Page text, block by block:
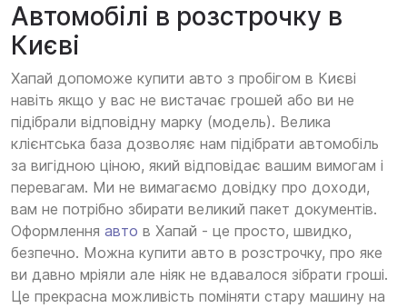
Автомобілі в розстрочку в
Києві
Хапай допоможе купити авто з пробігом в Києві
навіть якщо у вас не вистачає грошей або ви не
підібрали відповідну марку (модель). Велика
клієнтська база дозволяє нам підібрати автомобіль
за вигідною ціною, який відповідає вашим вимогам і
перевагам. Ми не вимагаємо довідку про доходи,
вам не потрібно збирати великий пакет документів.
Оформлення авто в Хапай - це просто, швидко,
безпечно. Можна купити авто в розстрочку, про яке
ви давно мріяли але ніяк не вдавалося зібрати гроші.
Це прекрасна можливість поміняти стару машину на